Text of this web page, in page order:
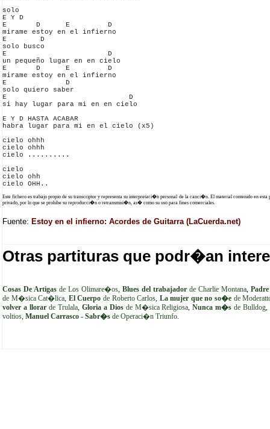
solo
E Y D
E       D      E         D
mirame estoy en el infierno
E        D
solo busco
E                        D
un pequeño lugar en en cielo
E       D      E         D
mirame estoy en el infierno
E              D
solo quiero saber
E                             D
si hay lugar para mi en en cielo
E Y D HASTA ACABAR
habra lugar para mi en el cielo (x5)
cielo ohhh
cielo ohhh
cielo ..........
cielo
cielo ohh
Este fichero es trabajo propio de su transcriptor y representa su interpretaci�n personal de la canci�n. El material contenido en esta
privado, por lo que se prohibe su reproducci�n o retransmisi�n, as� como su uso para fines comerciales.
Fuente: Estoy en el infierno: Acordes de Guitarra (LaCuerda.net)
Otras partituras que podr�an
Cosas De Artigas de Los Olimare�os, Blues del trabajador de Charlie Montana,
de M�sica Cat�lica, El Cuerpo de Roberto Carlos, La mujer que no so�e de
volver a llorarde Trulala, Gloria a Diosde M�sica Religiosa,Nunca m�s de Bulldog,
voltios, Manuel Carrasco - Sabr�s de Operaci�n Triunfo.